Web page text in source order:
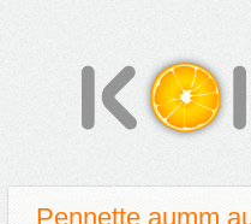
Pennette aumm